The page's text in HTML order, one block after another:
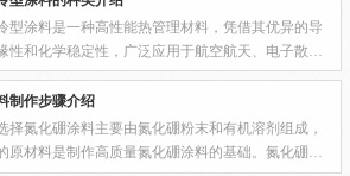
型涂料是一种高性能热管理材料，凭借其优异的导
性和化学稳定性，广泛应用于航空航天、电子散
造等领域。根据成分和性能差异，氮化硼激冷型涂
下几类：一、纯氮化硼涂料纯氮化...
制作步骤介绍
择氮化硼涂料主要由氮化硼粉末和有机溶剂组成，
原材料是制作高质量氮化硼涂料的基础。氮化硼粉